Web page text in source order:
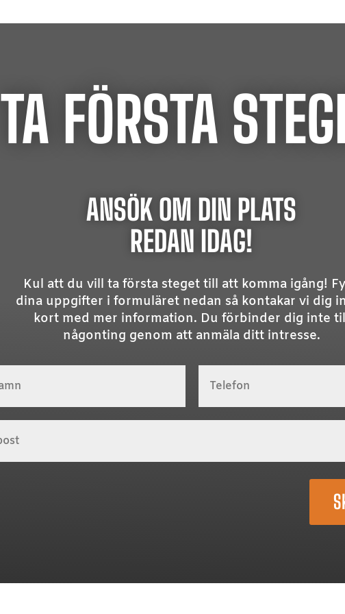
TA FÖRSTA
ANSÖK OM DIN PLATS
REDAN IDAG!
Kul att du vill ta första steget till att komma igång!
dina uppgifter i formuläret nedan så kontakar vi dig
kort med mer information. Du förbinder dig inte
någonting genom att anmäla ditt intresse.